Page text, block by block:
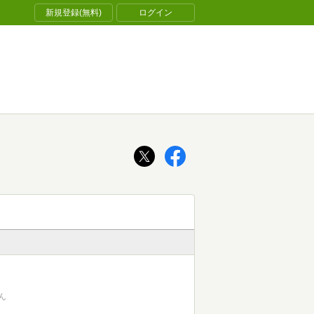
新規登録(無料) ログイン